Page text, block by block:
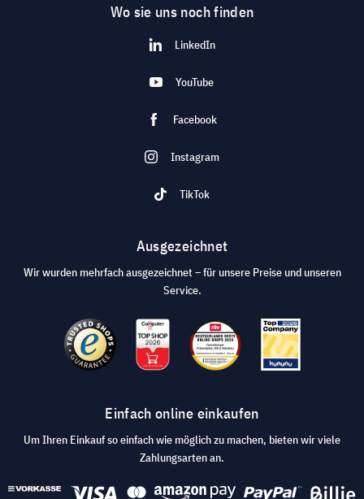
Wo sie uns noch finden
LinkedIn
YouTube
Facebook
Instagram
TikTok
Ausgezeichnet
Wir wurden mehrfach ausgezeichnet – für unsere Preise und unseren
Service.
Einfach online einkaufen
Um Ihren Einkauf so einfach wie möglich zu machen, bieten wir viele
Zahlungsarten an.